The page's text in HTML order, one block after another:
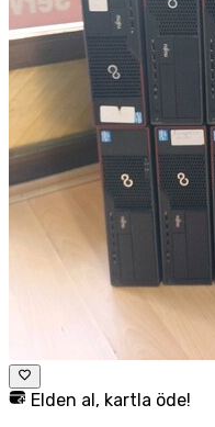
Elden al, kartla öde!